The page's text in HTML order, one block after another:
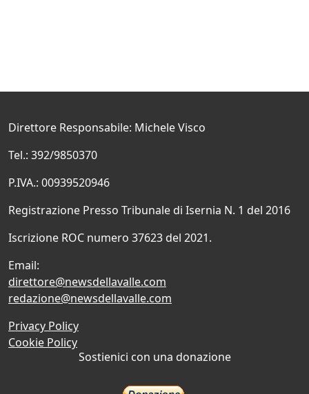
Direttore Responsabile: Michele Visco
Tel.: 392/9850370
P.IVA.: 00939520946
Registrazione Presso Tribunale di Isernia N. 1 del 2016
Iscrizione ROC numero 37623 del 2021.
Email:
direttore@newsdellavalle.com
redazione@newsdellavalle.com
Privacy Policy
Cookie Policy
Sostienici con una donazione